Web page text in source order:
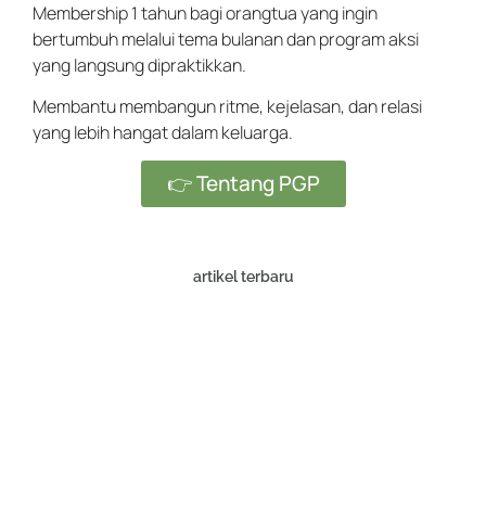
Membership 1 tahun bagi orangtua yang ingin
bertumbuh melalui tema bulanan dan program aksi
yang langsung dipraktikkan.
Membantu membangun ritme, kejelasan, dan relasi
yang lebih hangat dalam keluarga.
👉 Tentang PGP
artikel terbaru